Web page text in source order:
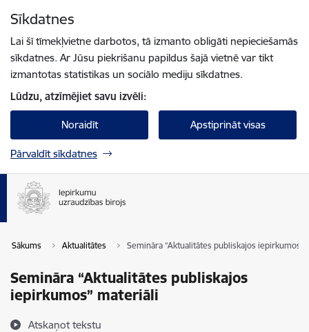
Sīkdatnes
Lai šī tīmekļvietne darbotos, tā izmanto obligāti nepieciešamās
sīkdatnes. Ar Jūsu piekrišanu papildus šajā vietnē var tikt
izmantotas statistikas un sociālo mediju sīkdatnes.
Lūdzu, atzīmējiet savu izvēli:
Noraidīt Apstiprināt visas
Pārvaldīt sīkdatnes
Sākums Aktualitātes Semināra “Aktualitātes publiskajos iepirkumos”
Semināra “Aktualitātes publiskajos
iepirkumos” materiāli
Atskaņot tekstu